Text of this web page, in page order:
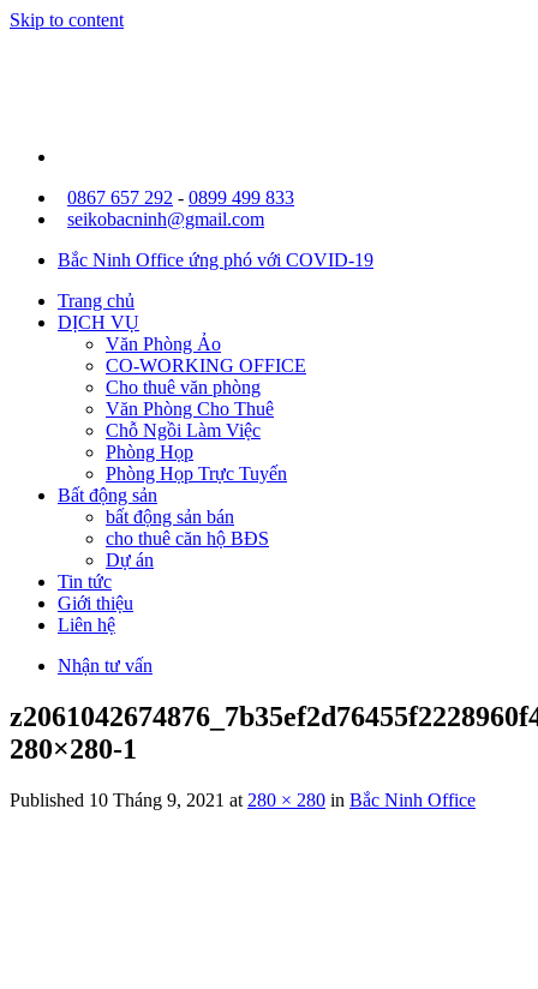
Skip to content
0867 657 292 - 0899 499 833
seikobacninh@gmail.com
Bắc Ninh Office ứng phó với COVID-19
Trang chủ
DỊCH VỤ
Văn Phòng Ảo
CO-WORKING OFFICE
Cho thuê văn phòng
Văn Phòng Cho Thuê
Chỗ Ngồi Làm Việc
Phòng Họp
Phòng Họp Trực Tuyến
Bất động sản
bất động sản bán
cho thuê căn hộ BĐS
Dự án
Tin tức
Giới thiệu
Liên hệ
Nhận tư vấn
280×280-1
Published 10 Tháng 9, 2021 at 280 × 280 in Bắc Ninh Office